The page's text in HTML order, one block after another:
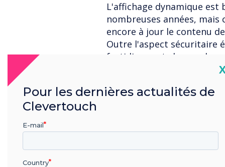
L'affichage dynamique est
nombreuses années,
encore à jour le contenu
Outre l'aspect sécuritaire
fastidieuse et
dynamique basée sur le
remplacer le contenu de
faisant simplement
contenu uniques ou des
La planification et le
possibles viaCleverLive,
planifier, créer et
Pour les dernières actualités de
Clevertouch
E-mail
Country